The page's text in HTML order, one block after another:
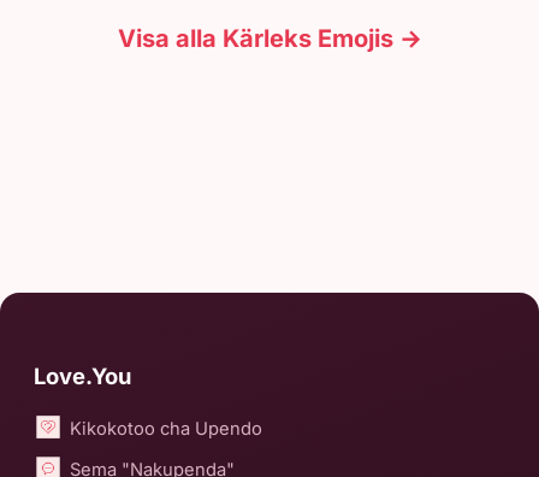
Visa alla Kärleks Emojis →
Love.You
Kikokotoo cha Upendo
Sema "Nakupenda"